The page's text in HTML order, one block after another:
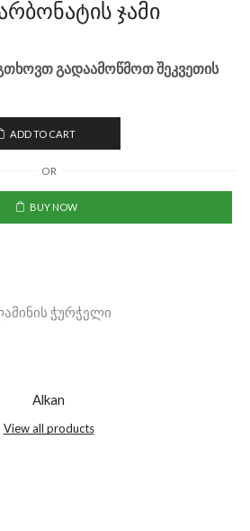
ჯამი
გადაამოწმოთ შეკვეთის
ADD TO CART
OR
BUY NOW
ჭურჭელი
Alkan
View all products